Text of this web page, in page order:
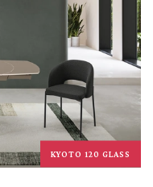
KYOTO 120 GLASS